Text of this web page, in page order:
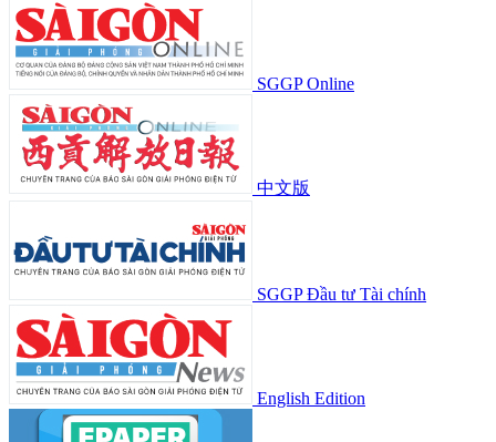
SGGP Online
中文版
SGGP Đầu tư Tài chính
English Edition